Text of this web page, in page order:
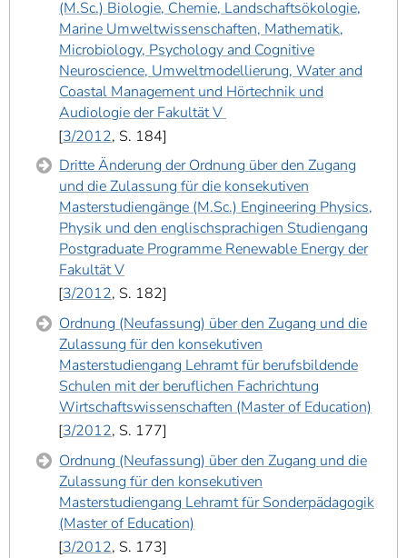
(M.Sc.) Biologie, Chemie, Landschaftsökologie,
Marine Umweltwissenschaften, Mathematik,
Microbiology, Psychology and Cognitive
Neuroscience, Umweltmodellierung, Water and
Coastal Management und Hörtechnik und
Audiologie der Fakultät V
3/2012, S. 184
Dritte Änderung der Ordnung über den Zugang
und die Zulassung für die konsekutiven
Masterstudiengänge (M.Sc.) Engineering Physics,
Physik und den englischsprachigen Studiengang
Postgraduate Programme Renewable Energy der
Fakultät V
3/2012, S. 182
Ordnung (Neufassung) über den Zugang und die
Zulassung für den konsekutiven
Masterstudiengang Lehramt für berufsbildende
Schulen mit der beruflichen Fachrichtung
Wirtschaftswissenschaften (Master of Education)
3/2012, S. 177
Ordnung (Neufassung) über den Zugang und die
Zulassung für den konsekutiven
Masterstudiengang Lehramt für Sonderpädagogik
(Master of Education)
3/2012, S. 173